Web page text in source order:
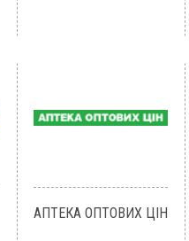
АПТЕКА ОПТОВИХ ЦІН